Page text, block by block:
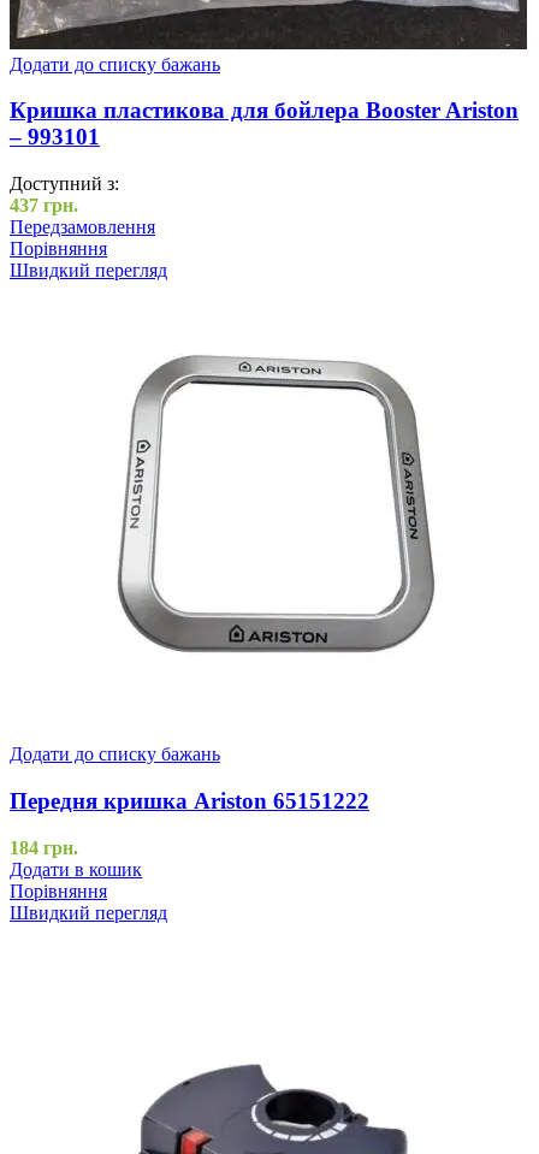
Додати до списку бажань
Кришка пластикова для бойлера Booster Ariston
– 993101
Доступний з:
437 грн.
Передзамовлення
Порівняння
Швидкий перегляд
Додати до списку бажань
Передня кришка Ariston 65151222
184 грн.
Додати в кошик
Порівняння
Швидкий перегляд